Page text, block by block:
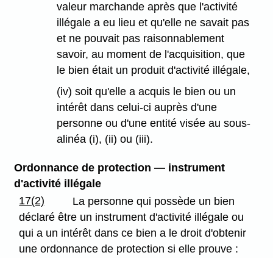
valeur marchande après que l'activité
illégale a eu lieu et qu'elle ne savait pas
et ne pouvait pas raisonnablement
savoir, au moment de l'acquisition, que
le bien était un produit d'activité illégale,
(iv) soit qu'elle a acquis le bien ou un
intérêt dans celui-ci auprès d'une
personne ou d'une entité visée au sous-
alinéa (i), (ii) ou (iii).
Ordonnance de protection — instrument
d'activité illégale
17(2)
La personne qui possède un bien
déclaré être un instrument d'activité illégale ou
qui a un intérêt dans ce bien a le droit d'obtenir
une ordonnance de protection si elle prouve :